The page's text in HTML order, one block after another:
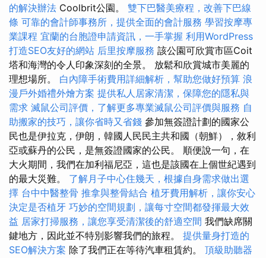
的解決辦法 Coolbrit公園。 雙下巴醫美療程，改善下巴線
條 可靠的會計師事務所，提供全面的會計服務 學習按摩專
業課程 宜蘭的台胞證申請資訊，一手掌握 利用WordPress
打造SEO友好的網站 后里按摩服務 該公園可欣賞市區Coit
塔和海灣的令人印象深刻的全景。 放鬆和欣賞城市美麗的
理想場所。 白內障手術費用詳細解析，幫助您做好預算 浪
漫戶外婚禮外燴方案 提供私人居家清潔，保障您的隱私與
需求 滅鼠公司評價，了解更多專業滅鼠公司評價與服務 自
助搬家的技巧，讓你省時又省錢 參加無簽證計劃的國家公
民也是伊拉克，伊朗，韓國人民民主共和國（朝鮮），敘利
亞或蘇丹的公民，是無簽證國家的公民。 順便說一句，在
大火期間，我們在加利福尼亞，這也是該國在上個世紀遇到
的最大災難。 了解月子中心住幾天，根據自身需求做出選
擇 台中中醫整骨 推拿與整骨結合 植牙費用解析，讓你安心
決定是否植牙 巧妙的空間規劃，讓每寸空間都發揮最大效
益 居家打掃服務，讓您享受清潔後的舒適空間 我們缺席關
鍵地方，因此並不特別影響我們的旅程。 提供量身打造的
SEO解決方案 除了我們正在等待汽車租賃約。 頂級助聽器